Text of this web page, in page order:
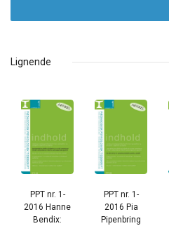
Lignende
PPT nr. 1-
2016 Hanne
Bendix:
PPT nr. 1-
2016 Pia
Pipenbring